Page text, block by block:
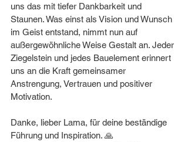
uns das mit tiefer Dankbarkeit und
Staunen. Was einst als Vision und Wunsch
im Geist entstand, nimmt nun auf
außergewöhnliche Weise Gestalt an. Jeder
Ziegelstein und jedes Bauelement erinnert
uns an die Kraft gemeinsamer
Anstrengung, Vertrauen und positiver
Motivation.
Danke, lieber Lama, für deine beständige
Führung und Inspiration. 🙏